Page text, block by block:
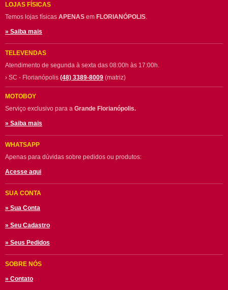
LOJAS FÍSICAS
Temos lojas físicas APENAS em FLORIANÓPOLIS
» Saiba mais
TELEVENDAS
Atendimento de segunda à sexta das 08:00h às 17:00h.
› SC - Florianópolis (48) 3389-8009 (matriz)
MOTOBOY
Serviço exclusivo para a Grande Florianópolis.
» Saiba mais
WHATSAPP
Apenas para dúvidas sobre pedidos ou produtos:
Acesse aqui
SUA CONTA
» Sua Conta
» Seu Cadastro
» Seus Pedidos
SOBRE NÓS
» Contato